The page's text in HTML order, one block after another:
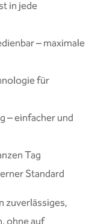
in jede
– maximale
für
– einfacher und
Tag
Standard
zuverlässiges,